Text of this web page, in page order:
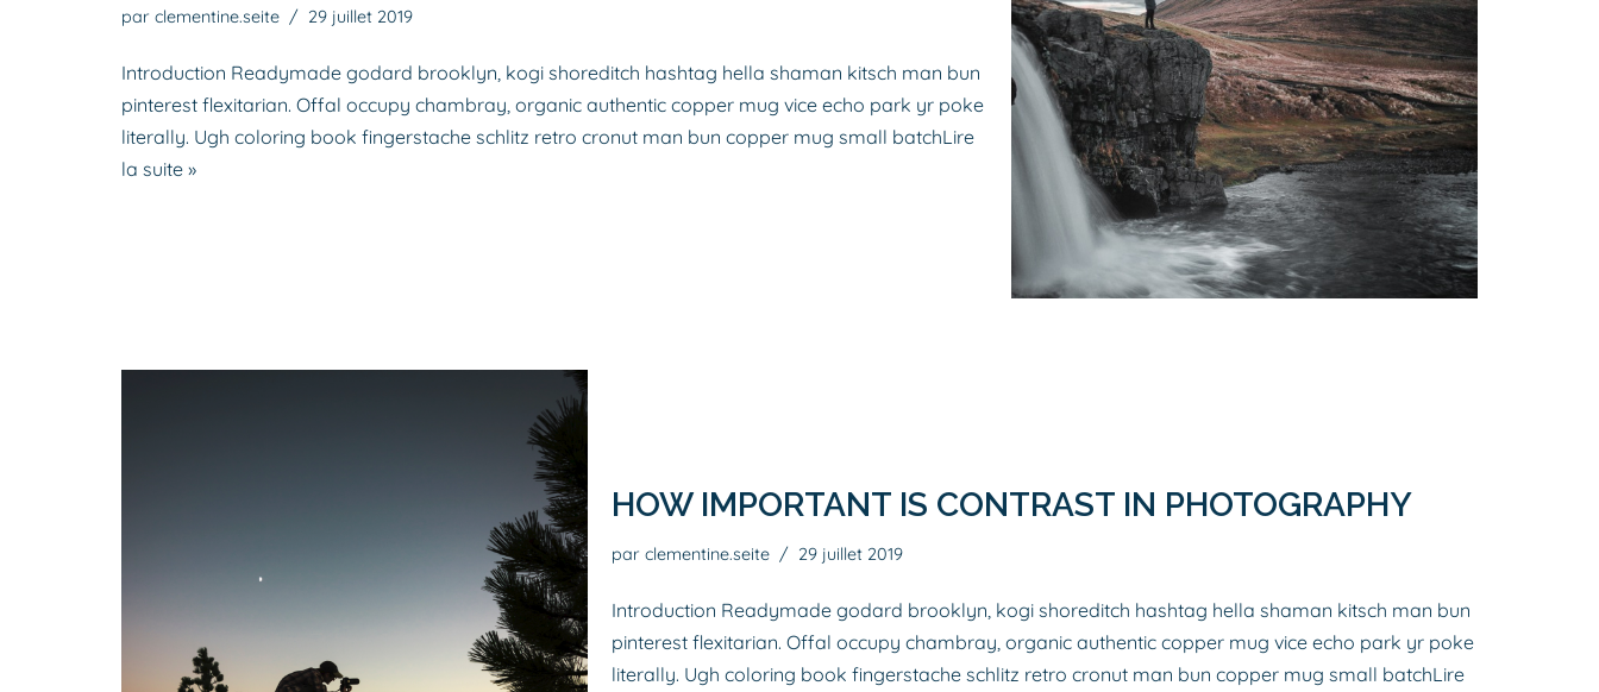
par clementine.seite 29 juillet 2019
Introduction Readymade godard brooklyn, kogi shoreditch hashtag hella shaman kitsch man bun
pinterest flexitarian. Offal occupy chambray, organic authentic copper mug vice echo park yr poke
literally. Ugh coloring book fingerstache schlitz retro cronut man bun copper mug small batchLire
la suite »
HOW IMPORTANT IS CONTRAST IN PHOTOGRAPHY
par clementine.seite 29 juillet 2019
Introduction Readymade godard brooklyn, kogi shoreditch hashtag hella shaman kitsch man bun
pinterest flexitarian. Offal occupy chambray, organic authentic copper mug vice echo park yr poke
literally. Ugh coloring book fingerstache schlitz retro cronut man bun copper mug small batchLire